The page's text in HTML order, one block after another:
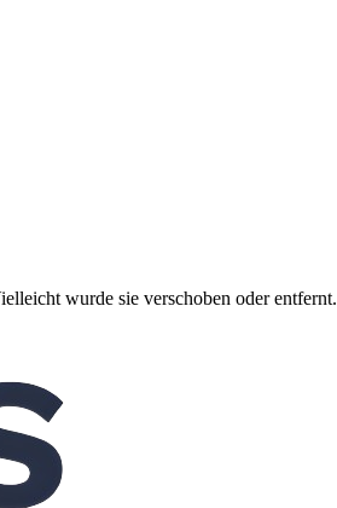
wurde sie verschoben oder entfernt.